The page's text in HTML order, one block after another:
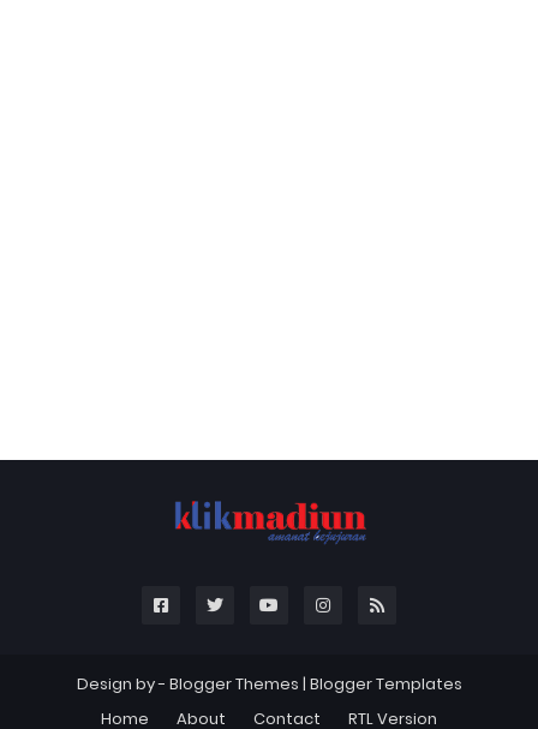
Design by - Blogger Themes | Blogger Templates
Home
About Contact RTL Version